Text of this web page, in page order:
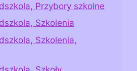
Przybory szkolne
Szkolenia
Szkolenia,